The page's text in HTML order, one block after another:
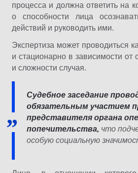
процесса и должна ответить на
о способности лица
действий и руководить ими.
Экспертиза может проводиться
и стационарно в зависимости от
и сложности случая.
Судебное заседание
обязательным участием
представителя органа
попечительства, что
особую социальную